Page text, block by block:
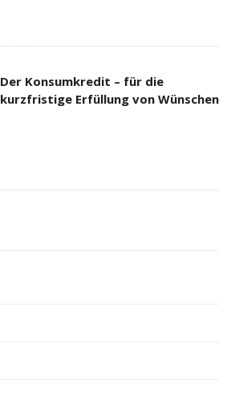
Der Konsumkredit – für die
kurzfristige Erfüllung von Wünschen